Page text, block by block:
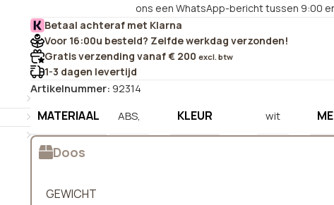
ons een WhatsApp-bericht tussen 9:00
Betaal achteraf met Klarna
Voor 16:00u besteld? Zelfde werkdag verzonden!
Gratis verzending vanaf € 200 excl. btw
1-3 dagen levertijd
Artikelnummer: 92314
MATERIAAL ABS, KLEUR wit
Doos
GEWICHT